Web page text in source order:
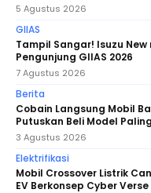
5 Agustus 2026
GIIAS
Tampil Sangar! Isuzu
Pengunjung GIIAS 2026
7 Agustus 2026
Berita
Cobain Langsung Mobil
Putuskan Beli Model
3 Agustus 2026
Elektrifikasi
Mobil Crossover Listrik
EV Berkonsep Cyber Verse